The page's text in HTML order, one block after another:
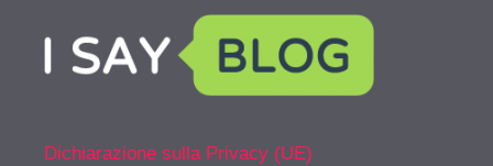
Dichiarazione sulla Privacy (UE)